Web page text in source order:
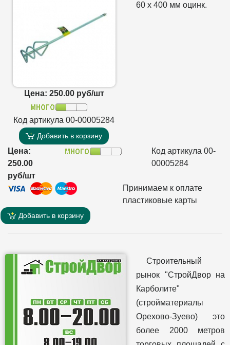
Цена: 250.00 руб/шт
Код артикула 00-00005284
Добавить в корзину
60 х 400 мм оцинк.
Цена:
250.00
руб/шт
Код артикула 00-
00005284
Принимаем к оплате
пластиковые карты
Добавить в корзину
Строительный
рынок "СтройДвор на
Карболите"
(стройматериалы
Орехово-Зуево) это
более 2000 метров